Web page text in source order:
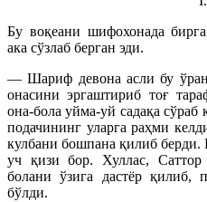
Бу воқеани шифохонада
ака сўзлаб берган эди.
— Шариф девона асли бу
онасини эргаштириб тоғ
она-бола уйма-уй садақа
подачининг уларга раҳми
кулбани бошпана қилиб берди.
уч қизи бор. Хуллас, Саттор
болани ўзига дастёр қилиб,
бўлди.